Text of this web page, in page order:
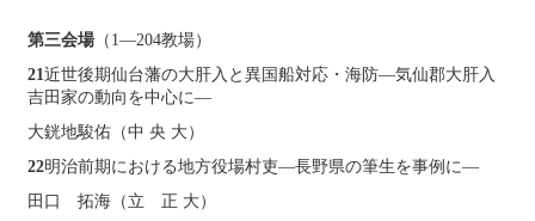
第三会場（1―204教場）
21近世後期仙台藩の大肝入と異国船対応・海防―気仙郡大肝入
吉田家の動向を中心に―
大銧地駿佑（中 央 大）
22明治前期における地方役場村吏―長野県の筆生を事例に―
田口 拓海（立 正 大）